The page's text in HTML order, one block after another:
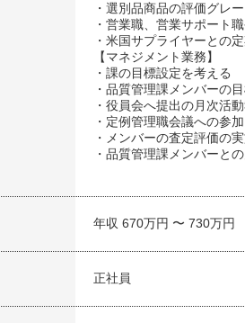
・選別品商品の評価グレ
・営業職、営業サポート
・米国サプライヤーとの
【マネジメント業務】
・課の目標設定を考える
・品質管理課メンバーの
・役員会へ提出の月次活
・定例管理職会議への参加
・メンバーの査定評価の
・品質管理課メンバーと
年収 670万円 〜 730万円
正社員